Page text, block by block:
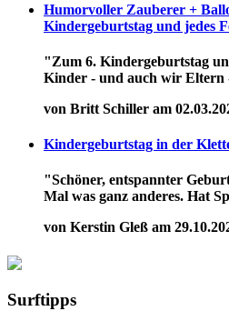
Humorvoller Zauberer +
Kindergeburtstag und jedes
"Zum 6. Kindergeburtstag
Kinder - und auch wir Eltern
von Britt Schiller am
Kindergeburtstag in der
"Schöner, entspannter
Mal was ganz anderes. Hat
von Kerstin Gleß am
Surftipps